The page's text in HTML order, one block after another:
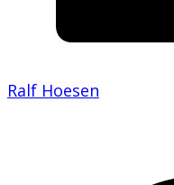
Ralf Hoesen